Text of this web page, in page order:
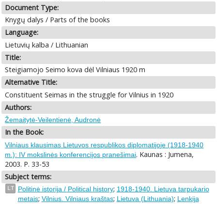
Document Type:
Knygų dalys / Parts of the books
Language:
Lietuvių kalba / Lithuanian
Title:
Steigiamojo Seimo kova dėl Vilniaus 1920 m
Alternative Title:
Constituent Seimas in the struggle for Vilnius in 1920
Authors:
Žemaitytė-Veilentienė, Audronė
In the Book:
Vilniaus klausimas Lietuvos respublikos diplomatijoje (1918-1940
m.): IV mokslinės konferencijos pranešimai. Kaunas : Jumena,
2003. P. 33-53
Subject terms:
LT Politinė istorija / Political history; 1918-1940. Lietuva tarpukario
metais; Vilnius. Vilniaus kraštas; Lietuva (Lithuania); Lenkija